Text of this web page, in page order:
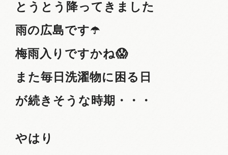
とうとう降ってきました
雨の広島です☂️
梅雨入りですかね😱
また毎日洗濯物に困る日
が続きそうな時期・・・
やはり